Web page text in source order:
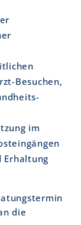
Besuchen,
im
Erhaltung
die